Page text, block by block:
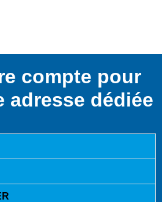
compte pour
adresse dédiée